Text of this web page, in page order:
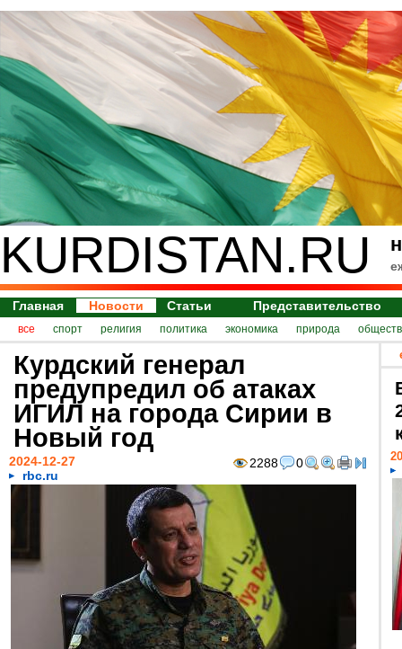
KURDISTAN.RU
Главная Новости Статьи Представительство
все спорт религия политика экономика природа
Курдский генерал
предупредил об атаках
ИГИЛ на города Сирии в
Новый год
2288 0
2024-12-27
rbc.ru